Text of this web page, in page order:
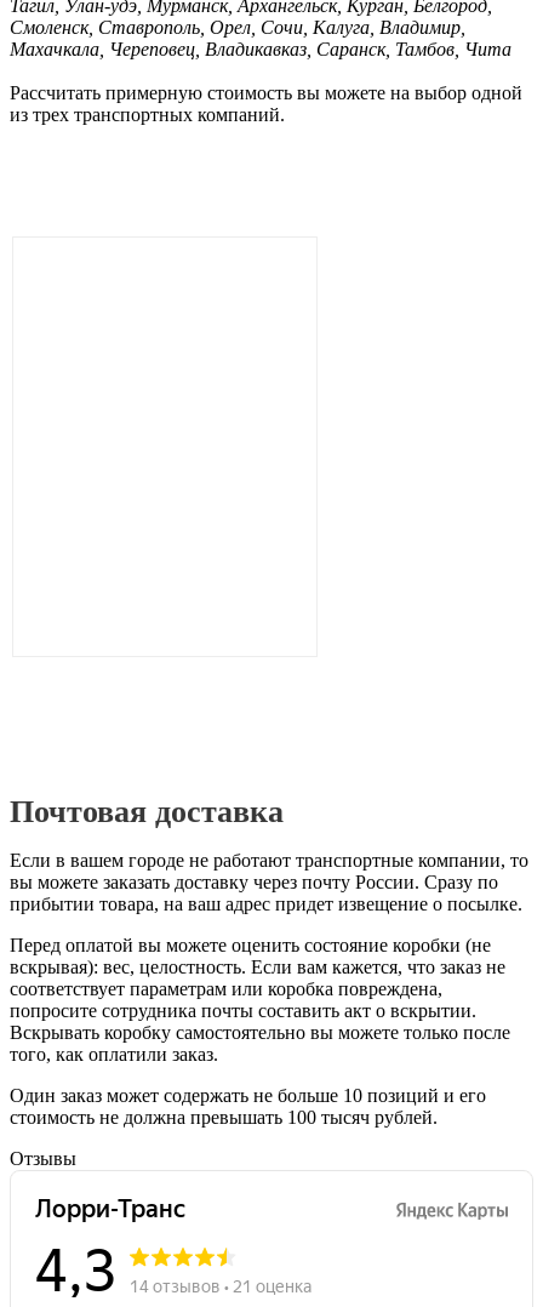
Тагил, Улан-удэ, Мурманск, Архангельск, Курган, Белгород,
Смоленск, Ставрополь, Орел, Сочи, Калуга, Владимир,
Махачкала, Череповец, Владикавказ, Саранск, Тамбов, Чита
Рассчитать примерную стоимость вы можете на выбор одной
из трех транспортных компаний.
Почтовая доставка
Если в вашем городе не работают транспортные компании, то
вы можете заказать доставку через почту России. Сразу по
прибытии товара, на ваш адрес придет извещение о посылке.
Перед оплатой вы можете оценить состояние коробки (не
вскрывая): вес, целостность. Если вам кажется, что заказ не
соответствует параметрам или коробка повреждена,
попросите сотрудника почты составить акт о вскрытии.
Вскрывать коробку самостоятельно вы можете только после
того, как оплатили заказ.
Один заказ может содержать не больше 10 позиций и его
стоимость не должна превышать 100 тысяч рублей.
Отзывы